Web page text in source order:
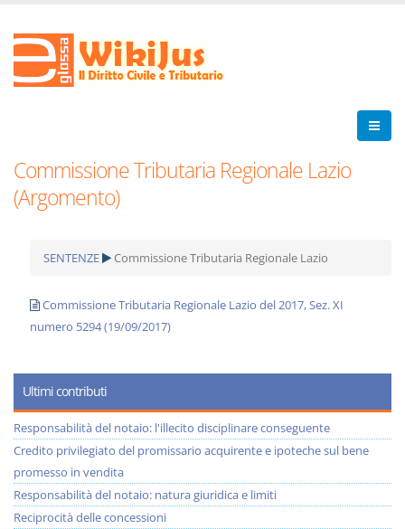
Commissione Tributaria Regionale Lazio
(Argomento)
SENTENZE Commissione Tributaria Regionale Lazio
Commissione Tributaria Regionale Lazio del 2017, Sez. XI
numero 5294 (19/09/2017)
Ultimi contributi
Responsabilità del notaio: l'illecito disciplinare conseguente
Credito privilegiato del promissario acquirente e ipoteche sul bene
promesso in vendita
Responsabilità del notaio: natura giuridica e limiti
Reciprocità delle concessioni